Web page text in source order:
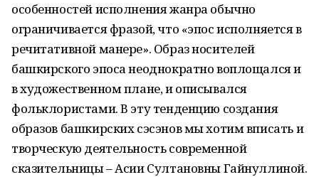
особенностей исполнения жанра обычно
ограничивается фразой, что «эпос исполняется в
речитативной манере». Образ носителей
башкирского эпоса неоднократно воплощался и
в художественном плане, и описывался
фольклористами. В эту тенденцию создания
образов башкирских сэсэнов мы хотим вписать и
творческую деятельность современной
сказительницы – Асии Султановны Гайнуллиной.